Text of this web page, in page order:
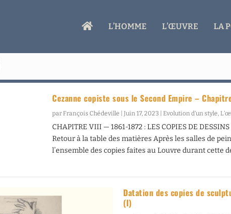
A
L’HOMME L’ŒUVRE LA
Cezanne copiste sous le Second Empire –
parFrançois Chédeville |Juin 17, 2023 |Evolution d’un style,
CHAPITRE VIII — 1861-1872 : LES COPIES DE DESSINS
Retour à la table des matières Après les salles de
l’ensemble des copies faites au Louvre durant cette
Datation des copies de
(I)